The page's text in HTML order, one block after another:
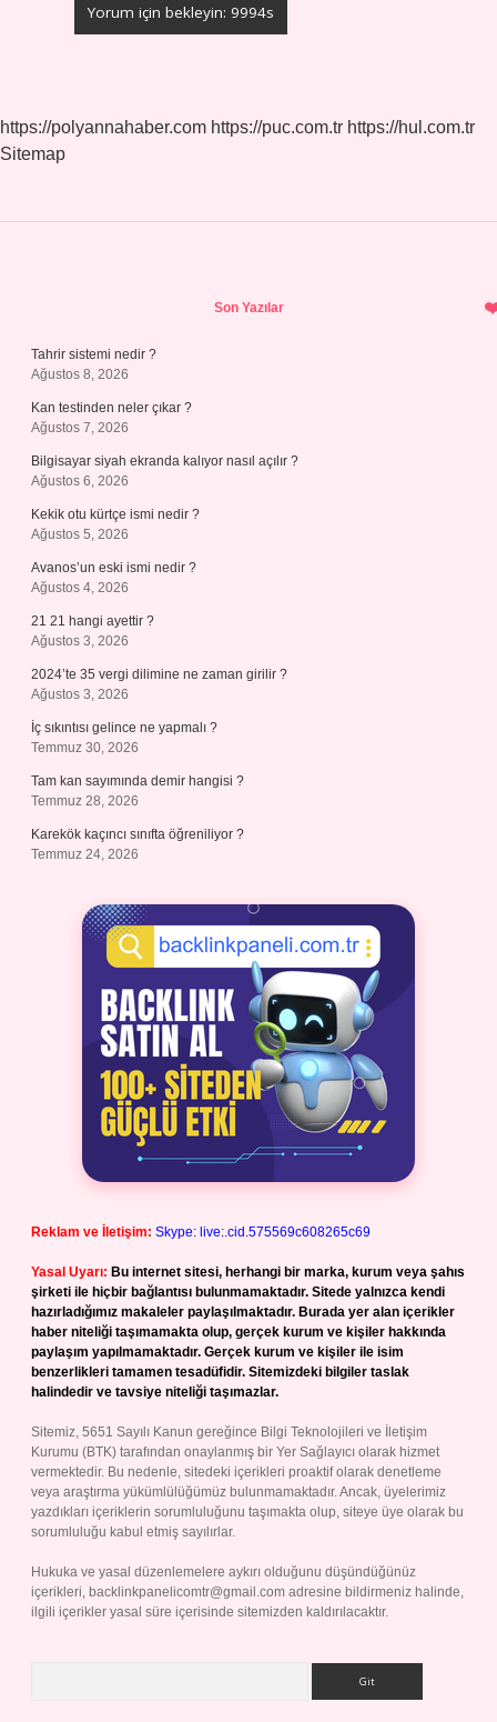
https://polyannahaber.com https://puc.com.tr https://hul.com.tr
Sitemap
Son Yazılar
Tahrir sistemi nedir ?
Ağustos 8, 2026
Kan testinden neler çıkar ?
Ağustos 7, 2026
Bilgisayar siyah ekranda kalıyor nasıl açılır ?
Ağustos 6, 2026
Kekik otu kürtçe ismi nedir ?
Ağustos 5, 2026
Avanos’un eski ismi nedir ?
Ağustos 4, 2026
21 21 hangi ayettir ?
Ağustos 3, 2026
2024’te 35 vergi dilimine ne zaman girilir ?
Ağustos 3, 2026
İç sıkıntısı gelince ne yapmalı ?
Temmuz 30, 2026
Tam kan sayımında demir hangisi ?
Temmuz 28, 2026
Karekök kaçıncı sınıfta öğreniliyor ?
Temmuz 24, 2026
Reklam ve İletişim: Skype: live:.cid.575569c608265c69
Yasal Uyarı: Bu internet sitesi, herhangi bir marka, kurum veya şahıs
şirketi ile hiçbir bağlantısı bulunmamaktadır. Sitede yalnızca kendi
hazırladığımız makaleler paylaşılmaktadır. Burada yer alan içerikler
haber niteliği taşımamakta olup, gerçek kurum ve kişiler hakkında
paylaşım yapılmamaktadır. Gerçek kurum ve kişiler ile isim
benzerlikleri tamamen tesadüfidir. Sitemizdeki bilgiler taslak
halindedir ve tavsiye niteliği taşımazlar.
Sitemiz, 5651 Sayılı Kanun gereğince Bilgi Teknolojileri ve İletişim
Kurumu (BTK) tarafından onaylanmış bir Yer Sağlayıcı olarak hizmet
vermektedir. Bu nedenle, sitedeki içerikleri proaktif olarak denetleme
veya araştırma yükümlülüğümüz bulunmamaktadır. Ancak, üyelerimiz
yazdıkları içeriklerin sorumluluğunu taşımakta olup, siteye üye olarak bu
sorumluluğu kabul etmiş sayılırlar.
Hukuka ve yasal düzenlemelere aykırı olduğunu düşündüğünüz
içerikleri, backlinkpanelicomtr@gmail.com adresine bildirmeniz halinde,
ilgili içerikler yasal süre içerisinde sitemizden kaldırılacaktır.